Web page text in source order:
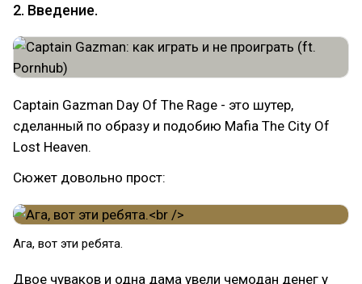
2. Введение.
Captain Gazman Day Of The Rage - это шутер,
сделанный по образу и подобию Mafia The City Of
Lost Heaven.
Сюжет довольно прост:
Ага, вот эти ребята.
Двое чуваков и одна дама увели чемодан денег у